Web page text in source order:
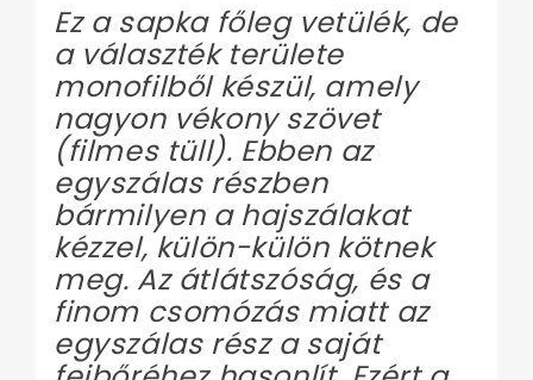
Ez a sapka főleg vetülék, de
a választék területe
monofilből készül, amely
nagyon vékony szövet
(filmes tüll). Ebben az
egyszálas részben
bármilyen a hajszálakat
kézzel, külön-külön kötnek
meg. Az átlátszóság, és a
finom csomózás miatt az
egyszálas rész a saját